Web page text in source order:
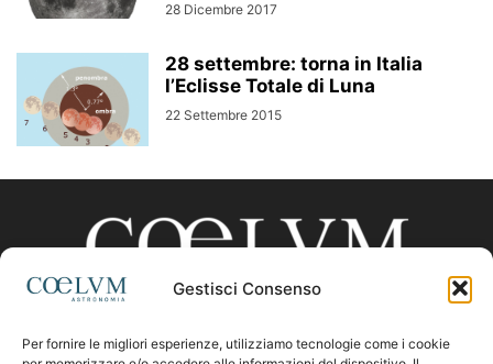
Gestisci Consenso
Per fornire le migliori esperienze, utilizziamo tecnologie come i cookie
28 Dicembre 2017
28 settembre: torna in Italia
l’Eclisse Totale di Luna
22 Settembre 2015